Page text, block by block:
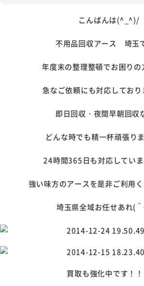
こんばんは(^_^)/
不用品回収アース 埼玉
年度末の整理整頓でお困り
急なご依頼にも対応してお
即日回収・夜間早朝回収
どんな時でも精一杯頑張り
24時間365日も対応していま
強い味方のアースを是非ご利用く
埼玉県全域お任せあれ(
買取も強化中です！！